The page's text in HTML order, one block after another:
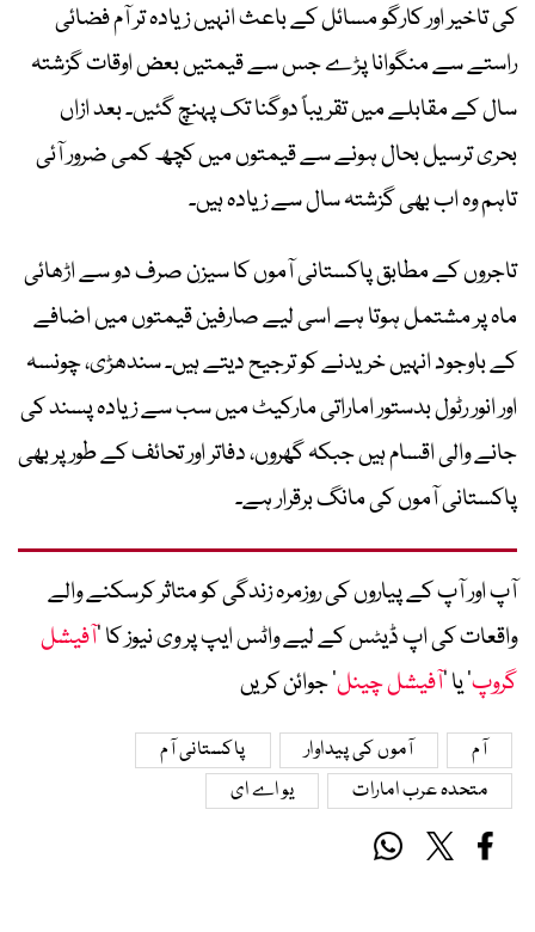
کی تاخیر اور کارگو مسائل کے باعث انہیں زیادہ تر آم فضائی
راستے سے منگوانا پڑے جس سے قیمتیں بعض اوقات گزشتہ
سال کے مقابلے میں تقریباً دوگنا تک پہنچ گئیں۔ بعد ازاں
بحری ترسیل بحال ہونے سے قیمتوں میں کچھ کمی ضرور آئی
تاہم وہ اب بھی گزشتہ سال سے زیادہ ہیں۔
تاجروں کے مطابق پاکستانی آموں کا سیزن صرف دو سے اڑھائی
ماہ پر مشتمل ہوتا ہے اسی لیے صارفین قیمتوں میں اضافے
کے باوجود انہیں خریدنے کو ترجیح دیتے ہیں۔ سندھڑی، چونسہ
اور انور رٹول بدستور اماراتی مارکیٹ میں سب سے زیادہ پسند کی
جانے والی اقسام ہیں جبکہ گھروں، دفاتر اور تحائف کے طور پر بھی
پاکستانی آموں کی مانگ برقرار ہے۔
آپ اور آپ کے پیاروں کی روزمرہ زندگی کو متاثر کرسکنے والے
واقعات کی اپ ڈیٹس کے لیے واٹس ایپ پر وی نیوز کا ’آفیشل
گروپ‘ یا ’آفیشل چینل‘ جوائن کریں
آم آموں کی پیداوار
پاکستانی آم
متحدہ عرب امارات
یو اے ای